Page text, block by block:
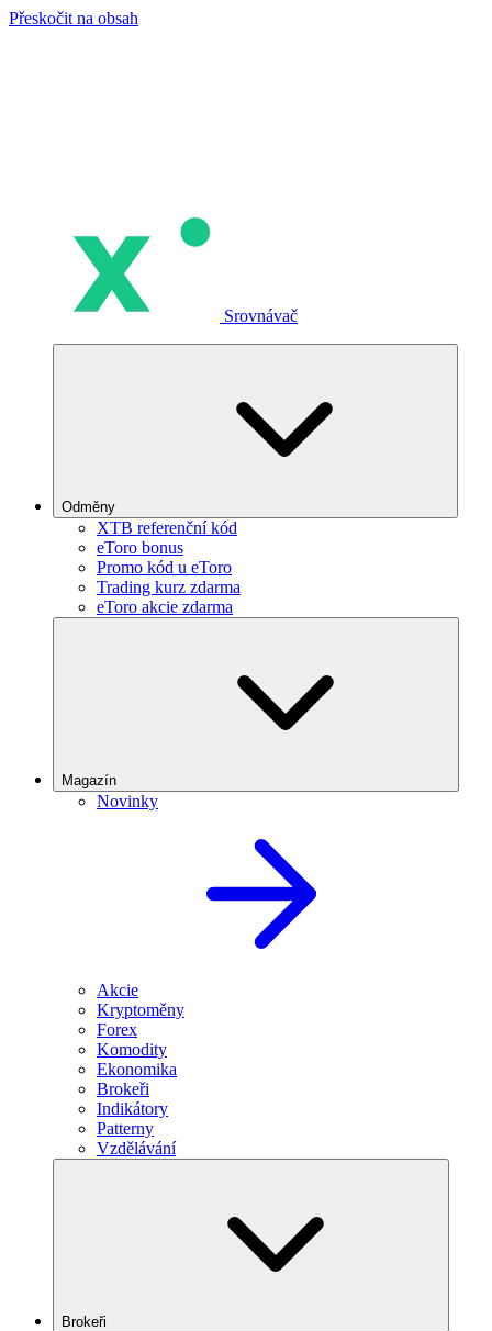
Přeskočit na obsah
Srovnávač
Odměny
XTB referenční kód
eToro bonus
Promo kód u eToro
Trading kurz zdarma
eToro akcie zdarma
Magazín
Novinky
Akcie
Kryptoměny
Forex
Komodity
Ekonomika
Brokeři
Indikátory
Patterny
Vzdělávání
Brokeři